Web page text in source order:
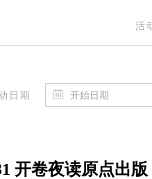
活
日期
开卷夜读原点出